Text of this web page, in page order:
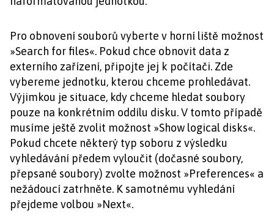
Pro obnovení souborů vyberte v horní liště možnost
»Search for files«. Pokud chce obnovit data z
externího zařízení, připojte jej k počítači. Zde
vybereme jednotku, kterou chceme prohledávat.
Výjimkou je situace, kdy chceme hledat soubory
pouze na konkrétním oddílu disku. V tomto případě
musíme ještě zvolit možnost »Show logical disks«.
Pokud chcete některý typ soboru z výsledku
vyhledávání předem vyloučit (dočasné soubory,
přepsané soubory) zvolte možnost »Preferences« a
nežádoucí zatrhněte. K samotnému vyhledání
přejdeme volbou »Next«.